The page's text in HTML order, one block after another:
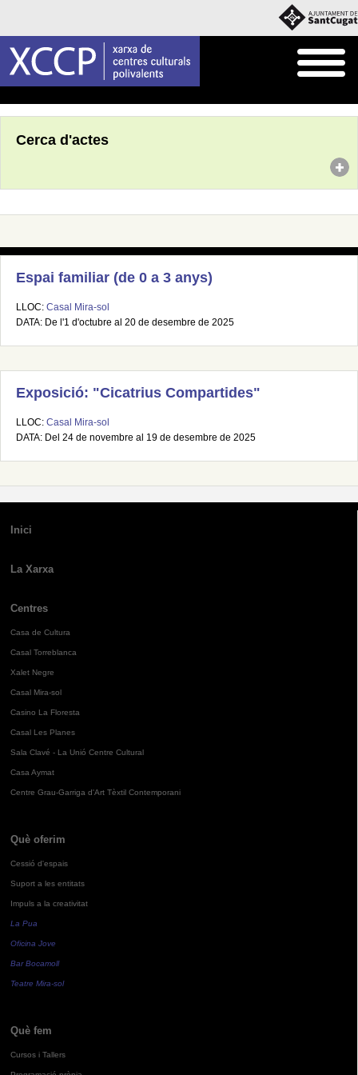
Cerca d'actes
Espai familiar (de 0 a 3 anys)
LLOC: Casal Mira-sol
DATA: De l'1 d'octubre al 20 de desembre de 2025
Exposició: "Cicatrius Compartides"
LLOC: Casal Mira-sol
DATA: Del 24 de novembre al 19 de desembre de 2025
Inici
La Xarxa
Centres
Casa de Cultura
Casal Torreblanca
Xalet Negre
Casal Mira-sol
Casino La Floresta
Casal Les Planes
Sala Clavé - La Unió Centre Cultural
Casa Aymat
Centre Grau-Garriga d'Art Tèxtil Contemporani
Què oferim
Cessió d'espais
Suport a les entitats
Impuls a la creativitat
La Pua
Oficina Jove
Bar Bocamoll
Teatre Mira-sol
Què fem
Cursos i Tallers